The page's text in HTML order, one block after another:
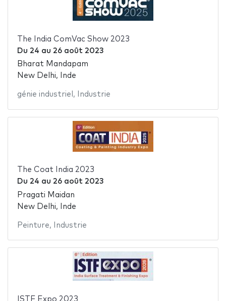
The India ComVac Show 2023
Du 24 au 26 août 2023
Bharat Mandapam
New Delhi, Inde
génie industriel , Industrie
The Coat India 2023
Du 24 au 26 août 2023
Pragati Maidan
New Delhi, Inde
Peinture, Industrie
ISTF Expo 2023